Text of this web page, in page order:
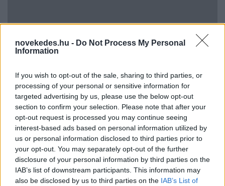
novekedes.hu - Do Not Process My Personal
Information
If you wish to opt-out of the sale, sharing to third parties, or
processing of your personal or sensitive information for
targeted advertising by us, please use the below opt-out
section to confirm your selection. Please note that after your
opt-out request is processed you may continue seeing
interest-based ads based on personal information utilized by
us or personal information disclosed to third parties prior to
your opt-out. You may separately opt-out of the further
disclosure of your personal information by third parties on the
IAB’s list of downstream participants. This information may
also be disclosed by us to third parties on the IAB’s List of
Mi lett Alain Delon vagyonával? Adóhatósági
csavar a sztoriban
HÍREK 2026. júl. 19.
FRISS HÍREK
Történelmi paktum jött létre: új szövetség
védi a Vörös-tenger békéjét